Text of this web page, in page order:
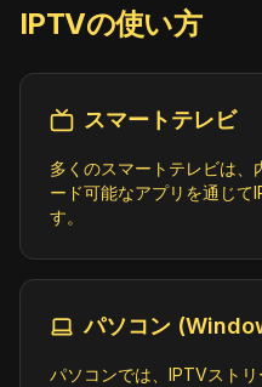
IPTVの使い方
スマートテレビ
多くのスマートテレビは、
ード可能なアプリを通じて
す。
パソコン
パソコンでは、IPTVスト